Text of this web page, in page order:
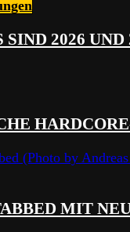
SIND 2026
MIT